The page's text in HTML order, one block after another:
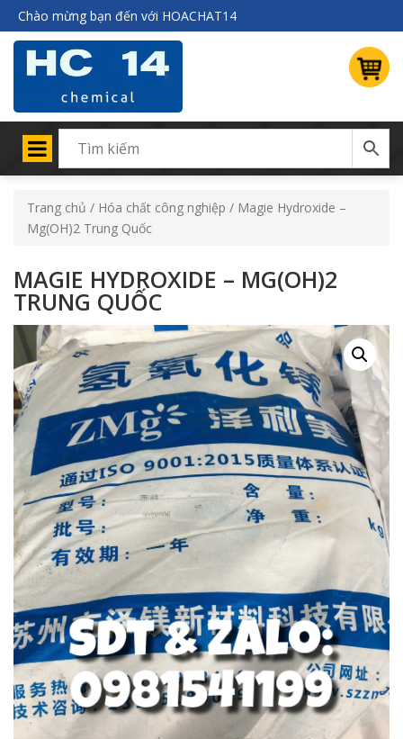
Chào mừng bạn đến với HOACHAT14
Trang chủ / Hóa chất công nghiệp / Magie Hydroxide –
Mg(OH)2 Trung Quốc
MAGIE HYDROXIDE – MG(OH)2
TRUNG QUỐC